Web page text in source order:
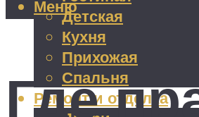
Детская
Кухня
Прихожая
Спальня
Ремонт и отделка
Меню
Где